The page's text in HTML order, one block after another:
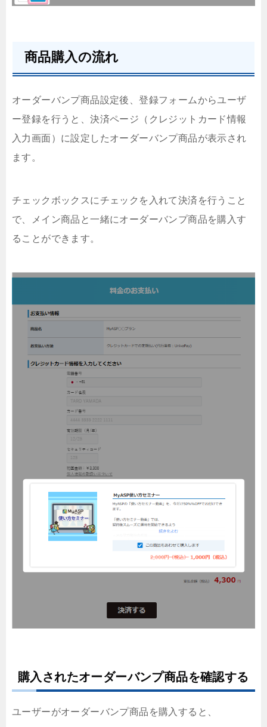
商品購入の流れ
オーダーバンプ商品設定後、登録フォームからユーザ
ー登録を行うと、決済ページ（クレジットカード情報
入力画面）に設定したオーダーバンプ商品が表示され
ます。
チェックボックスにチェックを入れて決済を行うこと
で、メイン商品と一緒にオーダーバンプ商品を購入す
ることができます。
購入されたオーダーバンプ商品を確認する
ユーザーがオーダーバンプ商品を購入すると、